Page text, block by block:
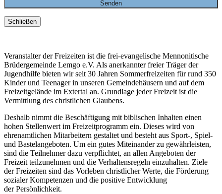
Schließen
Veranstalter der Freizeiten ist die frei-evangelische Mennonitische
Brüdergemeinde Lemgo e.V. Als anerkannter freier Träger der
Jugendhilfe bieten wir seit 30 Jahren Sommerfreizeiten für rund 350
Kinder und Teenager in unseren Gemeindehäusern und auf dem
Freizeitgelände im Extertal an. Grundlage jeder Freizeit ist die
Vermittlung des christlichen Glaubens.
Deshalb nimmt die Beschäftigung mit biblischen Inhalten einen
hohen Stellenwert im Freizeitprogramm ein. Dieses wird von
ehrenamtlichen Mitarbeitern gestaltet und besteht aus Sport-, Spiel-
und Bastelangeboten. Um ein gutes Miteinander zu gewährleisten,
sind die Teilnehmer dazu verpflichtet, an allen Angeboten der
Freizeit teilzunehmen und die Verhaltensregeln einzuhalten. Ziele
der Freizeiten sind das Vorleben christlicher Werte, die Förderung
sozialer Kompetenzen und die positive Entwicklung
der Persönlichkeit.